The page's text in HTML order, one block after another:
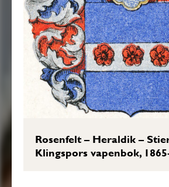
Rosenfelt – Heraldik –
Klingspors vapenbok,